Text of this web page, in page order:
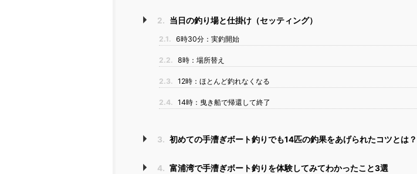
2. 当日の釣り場と仕掛け（セッティング）
2.1. 6時30分：実釣開始
2.2. 8時：場所替え
2.3. 12時：ほとんど釣れなくなる
2.4. 14時：曳き船で帰還して終了
3. 初めての手漕ぎボート釣りでも14匹の釣果をあげられたコツとは？
4. 富浦湾で手漕ぎボート釣りを体験してみてわかったこと3選